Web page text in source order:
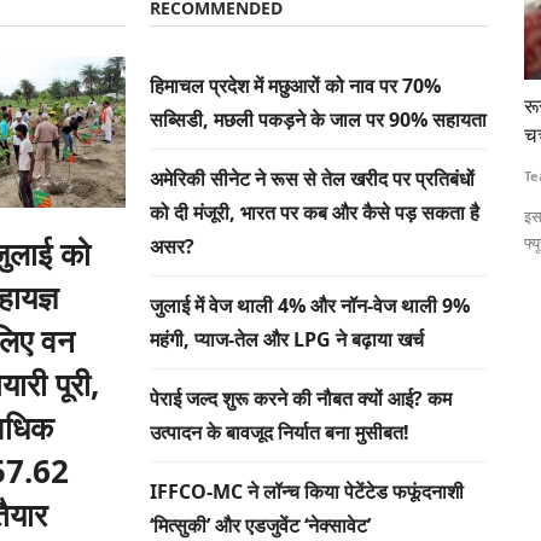
को
वन
पूरी,
RECOMMENDED
हिमाचल प्रदेश में मछुआरों को नाव पर 70%
सब्सिडी, मछली पकड़ने के जाल पर 90% सहायता
अमेरिकी सीनेट ने रूस से तेल खरीद पर प्रतिबंधों
को दी मंजूरी, भारत पर कब और कैसे पड़ सकता है
असर?
जुलाई में वेज थाली 4% और नॉन-वेज थाली 9%
महंगी, प्याज-तेल और LPG ने बढ़ाया खर्च
पेराई जल्द शुरू करने की नौबत क्यों आई? कम
उत्पादन के बावजूद निर्यात बना मुसीबत!
IFFCO-MC ने लॉन्च किया पेटेंटेड फफूंदनाशी
‘मित्सुकी’ और एडजुवेंट ‘नेक्सावेट’
लिए
रूरल वॉयस कॉन्क्लेवः कृषि मार्केटिंग में टेक्नोलॉजी के महत्व पर
चर्चा, कोऑपरेटिव की भूमिका पर भी जोर
Team RuralVoice Dec 29, 2022
इस कॉन्क्लेव में पैनल चर्चा का एक विषय था नए जमाने की एग्रीकल्चर मार्केटिंग -
फ्यूचर...